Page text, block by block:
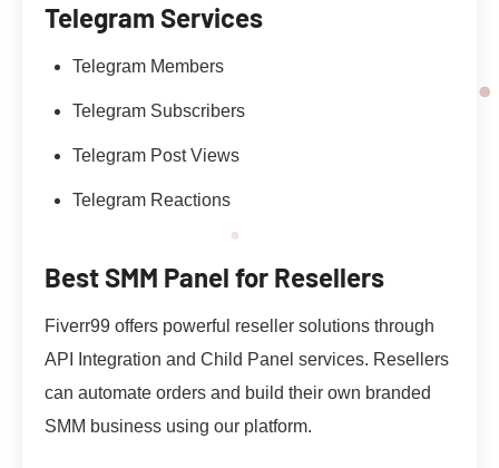
Telegram Services
Telegram Members
Telegram Subscribers
Telegram Post Views
Telegram Reactions
Best SMM Panel for Resellers
Fiverr99 offers powerful reseller solutions through
API Integration and Child Panel services. Resellers
can automate orders and build their own branded
SMM business using our platform.